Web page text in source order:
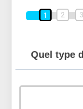
1 2 3
Quel type